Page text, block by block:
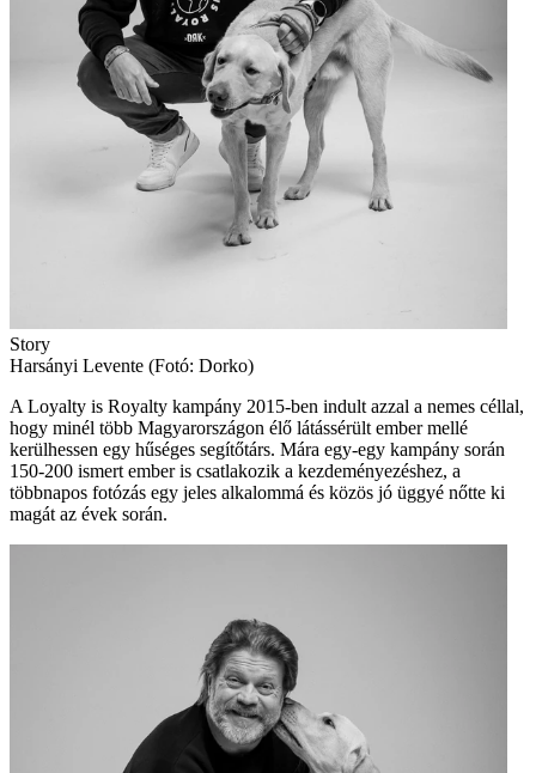
Story
Harsányi Levente (Fotó: Dorko)
A Loyalty is Royalty kampány 2015-ben indult azzal a nemes céllal,
hogy minél több Magyarországon élő látássérült ember mellé
kerülhessen egy hűséges segítőtárs. Mára egy-egy kampány során
150-200 ismert ember is csatlakozik a kezdeményezéshez, a
többnapos fotózás egy jeles alkalommá és közös jó üggyé nőtte ki
magát az évek során.